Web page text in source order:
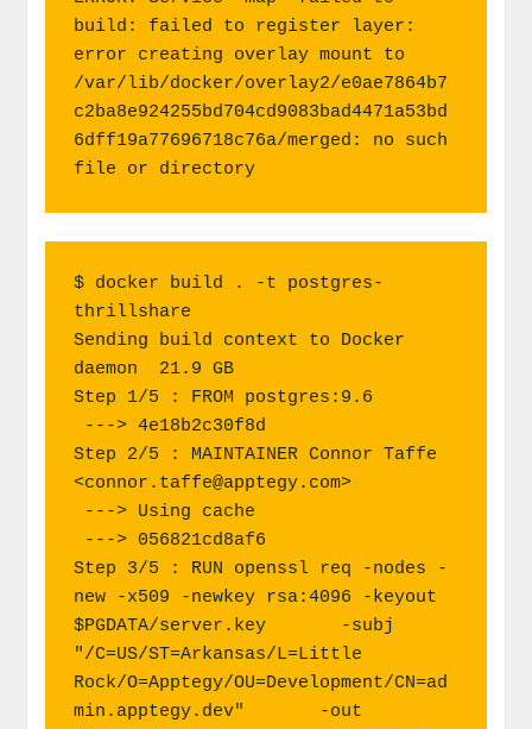
build: failed to register layer:
error creating overlay mount to
/var/lib/docker/overlay2/e0ae7864b7
c2ba8e924255bd704cd9083bad4471a53bd
6dff19a77696718c76a/merged: no such
file or directory
$ docker build . -t postgres-
thrillshare
Sending build context to Docker
daemon  21.9 GB
Step 1/5 : FROM postgres:9.6
Step 2/5 : MAINTAINER Connor Taffe
<connor.taffe@apptegy.com>
Step 3/5 : RUN openssl req -nodes -
new -x509 -newkey rsa:4096 -keyout
$PGDATA/server.key       -subj
"/C=US/ST=Arkansas/L=Little
Rock/O=Apptegy/OU=Development/CN=ad
min.apptegy.dev"       -out